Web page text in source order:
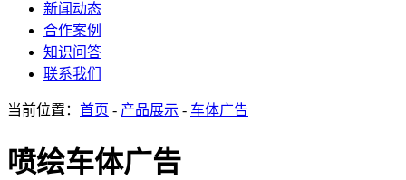
新闻动态
合作案例
知识问答
联系我们
当前位置： 首页 - 产品展示 - 车体广告
喷绘车体广告